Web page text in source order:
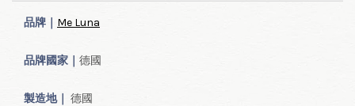
品牌｜ Me Luna
品牌國家｜ 德國
製造地｜ 德國